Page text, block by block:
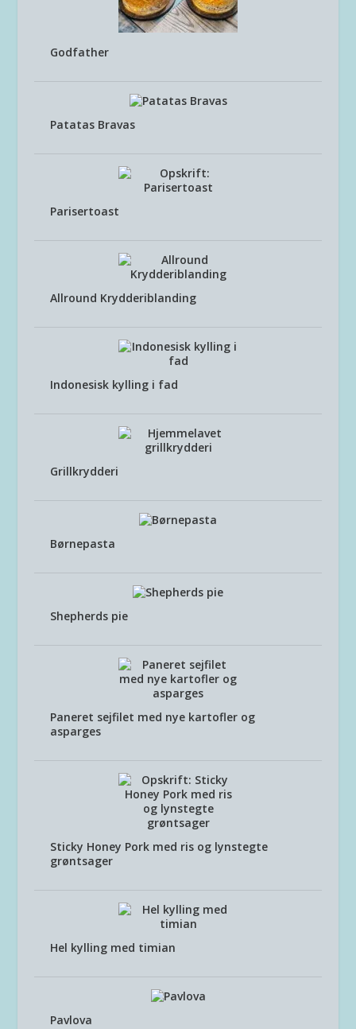
Godfather
Patatas Bravas
Parisertoast
Allround Krydderiblanding
Indonesisk kylling i fad
Grillkrydderi
Børnepasta
Shepherds pie
Paneret sejfilet med nye kartofler og
asparges
Sticky Honey Pork med ris og lynstegte
grøntsager
Hel kylling med timian
Pavlova